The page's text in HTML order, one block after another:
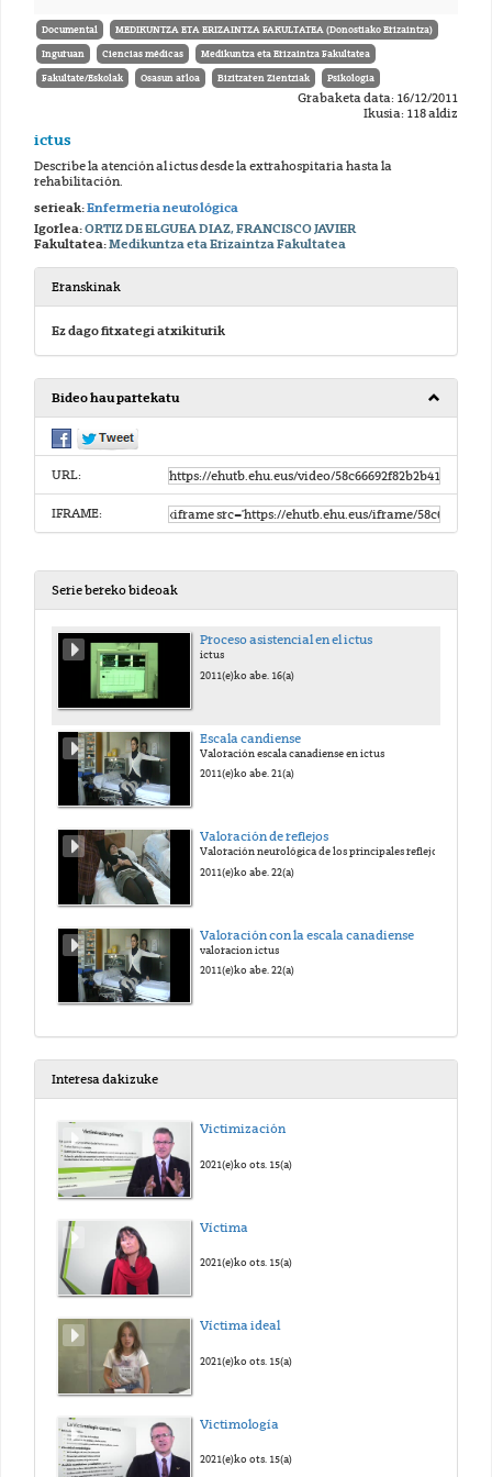
Documental MEDIKUNTZA ETA ERIZAINTZA FAKULTATEA (Donostiako Erizaintza)
Inguruan Ciencias médicas Medikuntza eta Erizaintza Fakultatea
Fakultate/Eskolak Osasun arloa Bizitzaren Zientziak Psikologia
Grabaketa data: 16/12/2011
Ikusia: 118 aldiz
ictus
Describe la atención al ictus desde la extrahospitaria hasta la
rehabilitación.
serieak:Enfermeria neurológica
Igorlea:ORTIZ DE ELGUEA DIAZ, FRANCISCO JAVIER
Fakultatea:Medikuntza eta Erizaintza Fakultatea
Eranskinak
Ez dago fitxategi atxikiturik
Bideo hau partekatu
URL:
IFRAME:
Serie bereko bideoak
Proceso asistencial en el ictus
ictus
2011(e)ko abe. 16(a)
Escala candiense
Valoración escala canadiense en ictus
2011(e)ko abe. 21(a)
Valoración de reflejos
Valoración neurológica de los principales reflejos
2011(e)ko abe. 22(a)
Valoración con la escala canadiense
valoracion ictus
2011(e)ko abe. 22(a)
Interesa dakizuke
Victimización
2021(e)ko ots. 15(a)
Víctima
2021(e)ko ots. 15(a)
Víctima ideal
2021(e)ko ots. 15(a)
Victimología
2021(e)ko ots. 15(a)